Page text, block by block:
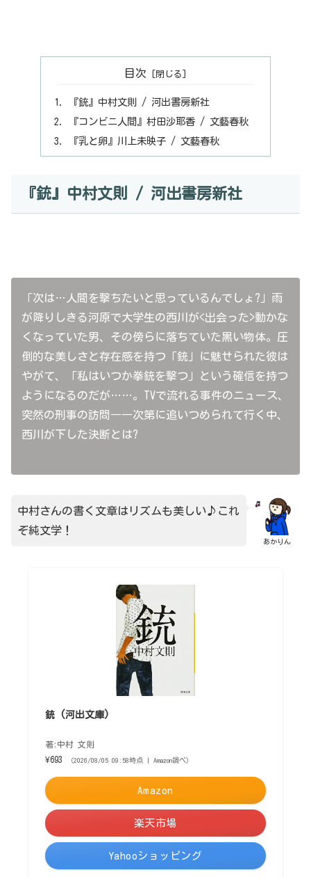
目次
『銃』中村文則 / 河出書房新社
『コンビニ人間』村田沙耶香 / 文藝春秋
『乳と卵』川上未映子 / 文藝春秋
『銃』中村文則 / 河出書房新社
「次は…人間を撃ちたいと思っているんでしょ?」雨
が降りしきる河原で大学生の西川が<出会った>動かな
くなっていた男、その傍らに落ちていた黒い物体。圧
倒的な美しさと存在感を持つ「銃」に魅せられた彼は
やがて、「私はいつか拳銃を撃つ」という確信を持つ
ようになるのだが……。TVで流れる事件のニュース、
突然の刑事の訪問――次第に追いつめられて行く中、
西川が下した決断とは?
あかりん
中村さんの書く文章はリズムも美しい♪これ
ぞ純文学！
銃 (河出文庫)
著:中村 文則
¥693
（2026/08/05 09:58時点 | Amazon調べ）
Amazon
楽天市場
Yahooショッピング